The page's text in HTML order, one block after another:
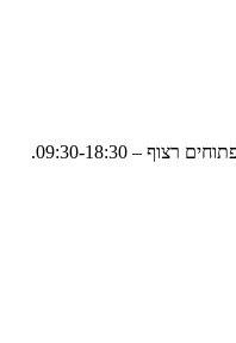
– 09:30-18:30.